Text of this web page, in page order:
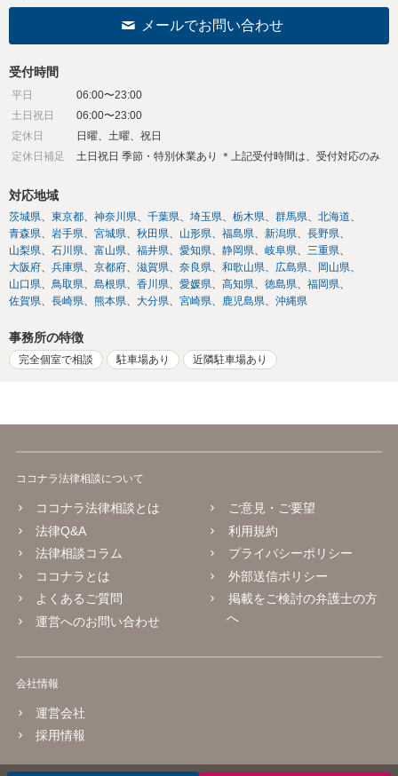
メールでお問い合わせ
受付時間
平日
06:00〜23:00
土日祝日
06:00〜23:00
定休日
日曜、土曜、祝日
定休日補足
土日祝日 季節・特別休業あり ＊上記受付時間は、受付対応のみ
対応地域
茨城県 東京都 神奈川県 千葉県 埼玉県 栃木県 群馬県
北海道
青森県
岩手県 宮城県 秋田県 山形県 福島県 新潟県
長野県
山梨県
石川県 富山県 福井県 愛知県 静岡県 岐阜県
三重県
大阪府
兵庫県 京都府 滋賀県 奈良県 和歌山県 広島県
岡山県
山口県
鳥取県 島根県 香川県 愛媛県 高知県 徳島県
福岡県
佐賀県
長崎県 熊本県 大分県 宮崎県 鹿児島県 沖縄県
事務所の特徴
完全個室で相談 駐車場あり 近隣駐車場あり
ココナラ法律相談について
ココナラ法律相談とは
法律Q&A
法律相談コラム
ココナラとは
よくあるご質問
運営へのお問い合わせ
ご意見・ご要望
利用規約
プライバシーポリシー
外部送信ポリシー
掲載をご検討の弁護士の方
へ
会社情報
運営会社
採用情報